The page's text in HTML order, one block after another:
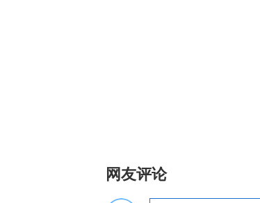
网友评论